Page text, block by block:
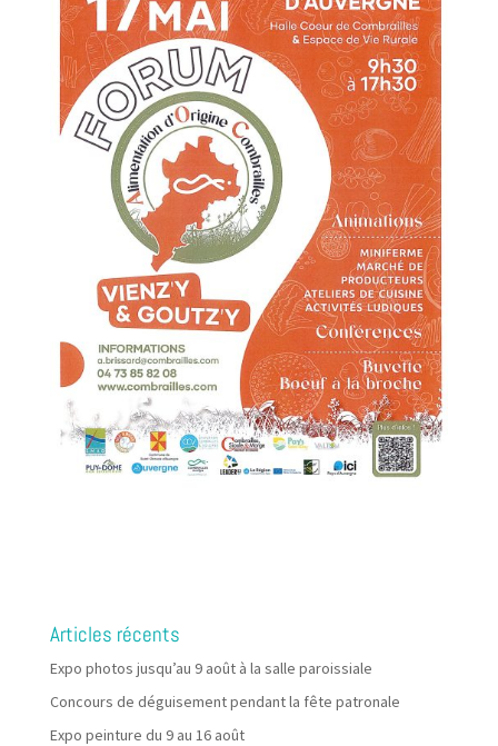
Articles récents
Expo photos jusqu’au 9 août à la salle paroissiale
Concours de déguisement pendant la fête patronale
Expo peinture du 9 au 16 août